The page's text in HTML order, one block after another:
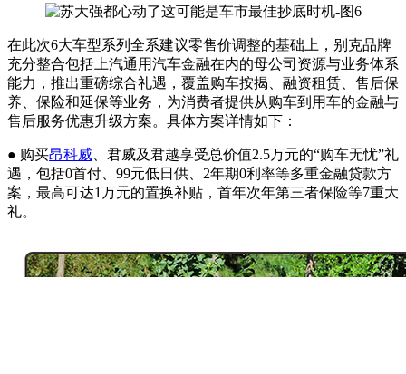
在此次6大车型系列全系建议零售价调整的基础上，别克品牌
充分整合包括上汽通用汽车金融在内的母公司资源与业务体系
能力，推出重磅综合礼遇，覆盖购车按揭、融资租赁、售后保
养、保险和延保等业务，为消费者提供从购车到用车的金融与
售后服务优惠升级方案。具体方案详情如下：
● 购买昂科威、君威及君越享受总价值2.5万元的“购车无忧”礼
遇，包括0首付、99元低日供、2年期0利率等多重金融贷款方
案，最高可达1万元的置换补贴，首年次年第三者保险等7重大
礼。